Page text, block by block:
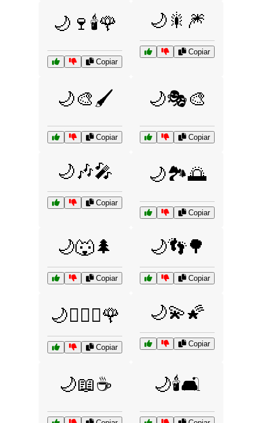
🌙🍷🕯️🌹
Copiar
🌙🎇🎆
Copiar
🌙🎨🖌️
Copiar
🌙🎭🎨
Copiar
🌙🎶🎤
Copiar
🌙🏞️🌅
Copiar
🌙🐺🌲
Copiar
🌙👣🌳
Copiar
🌙👩‍❤️‍👨🌹
Copiar
🌙💫🌠
Copiar
🌙📖☕ 🌙🕯️🛋️